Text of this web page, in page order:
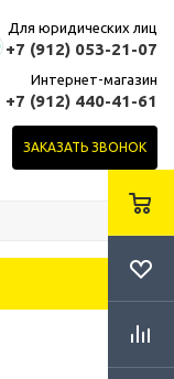
Для юридических лиц
+7 (912) 053-21-07
Интернет-магазин
+7 (912) 440-41-61
ЗАКАЗАТЬ ЗВОНОК